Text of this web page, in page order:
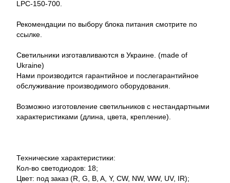
LPC-150-700.
Рекомендации по выбору блока питания смотрите по
ссылке.
Светильники изготавливаются в Украине. (made of
Ukraine)
Нами производится гарантийное и послегарантийное
обслуживание производимого оборудования.
Возможно изготовление светильников с нестандартными
характеристиками (длина, цвета, крепление).
Технические характеристики:
Кол-во светодиодов: 18;
Цвет: под заказ (R, G, B, A, Y, CW, NW, WW, UV, IR);